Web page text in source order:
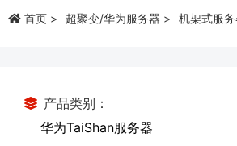
首页 超聚变/华为服务器 机架式服务
产品类别：
华为TaiShan服务器